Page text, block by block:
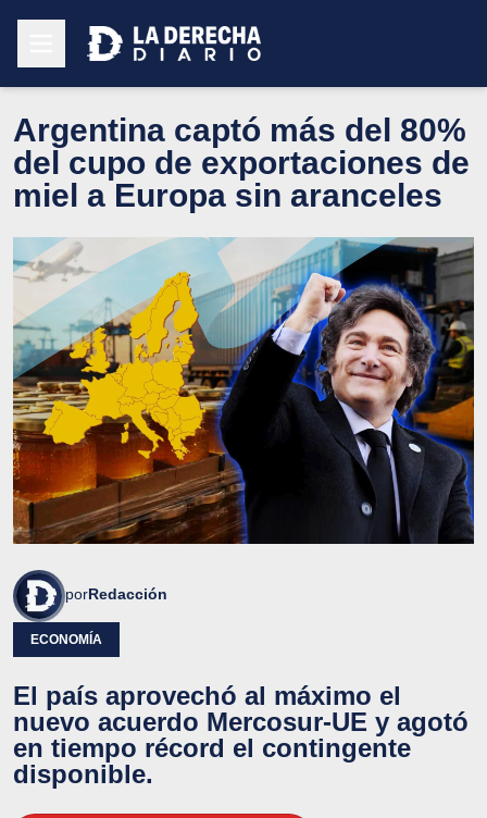
Argentina captó más del 80%
del cupo de exportaciones de
miel a Europa sin aranceles
porRedacción
ECONOMÍA
El país aprovechó al máximo el
nuevo acuerdo Mercosur-UE y agotó
en tiempo récord el contingente
disponible.